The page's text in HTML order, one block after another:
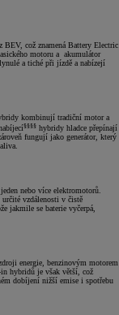
což znamená Battery Electric
motoru a akumulátor
a tiché při jízdě a nabízejí
kombinují tradiční motor a
§§§§ hybridy hladce přepínají
fungují jako generátor, který
nebo více elektromotorů.
vzdálenosti v čistě
jakmile se baterie vyčerpá,
energie, benzinovým motorem
hybridů je však větší, což
dobíjení nižší emise i spotřebu